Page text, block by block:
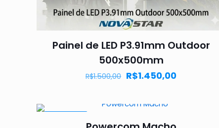
Painel de LED P3.91mm Outdoor
500x500mm
R$1.500,00 R$1.450,00